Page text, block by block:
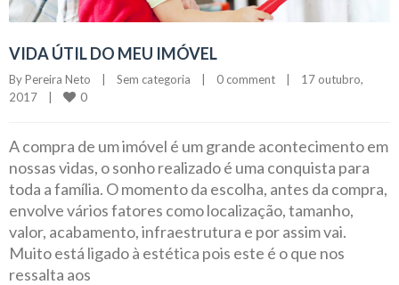
VIDA ÚTIL DO MEU IMÓVEL
By Pereira Neto Sem categoria 0 comment
17 outubro,
2017
0
A compra de um imóvel é um grande acontecimento em
nossas vidas, o sonho realizado é uma conquista para
toda a família. O momento da escolha, antes da compra,
envolve vários fatores como localização, tamanho,
valor, acabamento, infraestrutura e por assim vai.
Muito está ligado à estética pois este é o que nos
ressalta aos